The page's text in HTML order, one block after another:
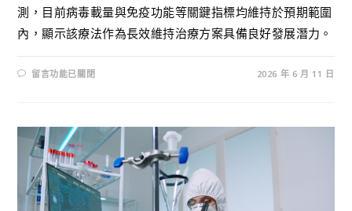
測，目前病毒載量與免疫功能等關鍵指標均維持於預期範圍
內，顯示該療法作為長效維持治療方案具備良好發展潛力。
留言功能已關閉 2026 年 6 月 11 日